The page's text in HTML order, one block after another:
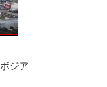
ジア